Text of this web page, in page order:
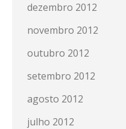
dezembro 2012
novembro 2012
outubro 2012
setembro 2012
agosto 2012
julho 2012